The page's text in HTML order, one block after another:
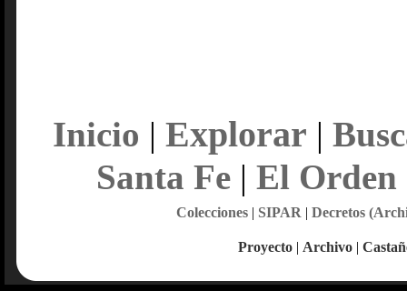
Inicio | Explorar |
Santa Fe| El Orden
Colecciones| SIPAR | Decretos
Proyecto | Archivo |